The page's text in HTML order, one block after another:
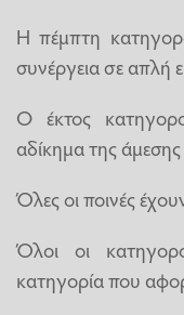
Η πέμπτη
συνέργεια σε απλή
Ο έκτος
αδίκημα της
Όλες οι ποινές
Όλοι οι
κατηγορία που